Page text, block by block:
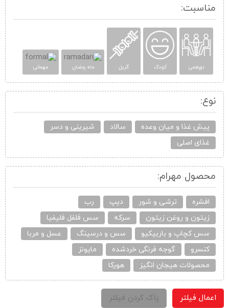
مناسبت:
دورهمی کودک گریل ماه رمضان مهمانی
نوع:
پیش غذا و میان وعده سالاد
شیرینی و دسر
غذای اصلی
محصول مهرام:
افشره ترشی و شور دیپ
رب
زیتون و روغن زیتون
سرکه
سس فلفل فلیفیا
سس کچاپ و باربیکیو
سس و درسینگ
عسل و مربا
کنسرو
گوجه فرنگی خردشده
مایونز
محصولات هیجان انگیز
هورکا